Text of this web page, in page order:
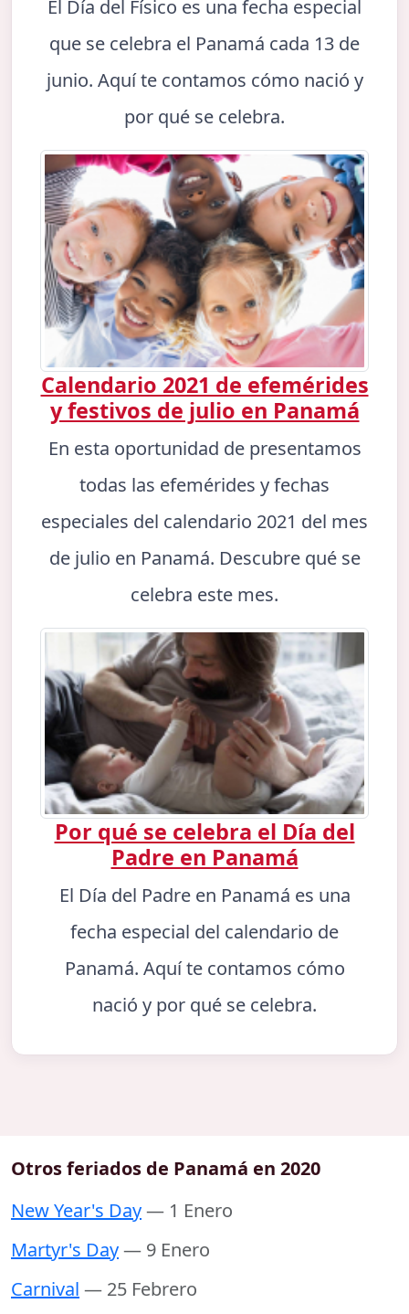
El Día del Físico es una fecha especial
que se celebra el Panamá cada 13 de
junio. Aquí te contamos cómo nació y
por qué se celebra.
Calendario 2021 de efemérides
y festivos de julio en Panamá
En esta oportunidad de presentamos
todas las efemérides y fechas
especiales del calendario 2021 del mes
de julio en Panamá. Descubre qué se
celebra este mes.
Por qué se celebra el Día del
Padre en Panamá
El Día del Padre en Panamá es una
fecha especial del calendario de
Panamá. Aquí te contamos cómo
nació y por qué se celebra.
Otros feriados de Panamá en 2020
New Year's Day— 1 Enero
Martyr's Day— 9 Enero
Carnival — 25 Febrero